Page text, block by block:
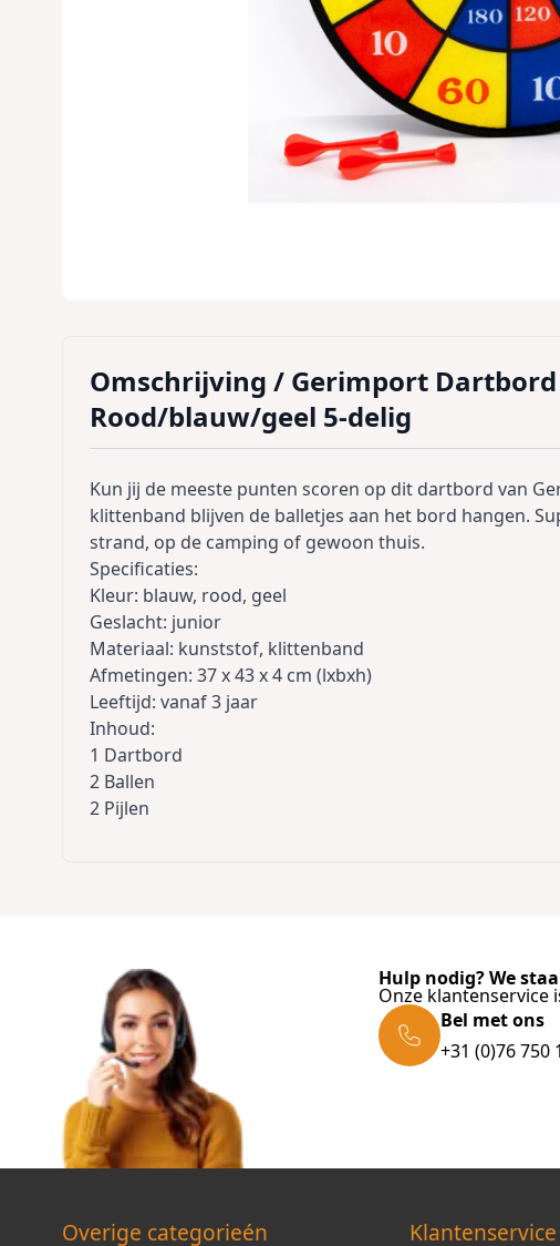
Omschrijving / Gerimport Dartbord
Rood/blauw/geel 5-delig
Kun jij de meeste punten scoren op dit dartbord van
klittenband blijven de balletjes aan het bord hangen.
strand, op de camping of gewoon thuis.
Specificaties:
Kleur: blauw, rood, geel
Geslacht: junior
Materiaal: kunststof, klittenband
Afmetingen: 37 x 43 x 4 cm (lxbxh)
Leeftijd: vanaf 3 jaar
Inhoud:
1 Dartbord
2 Ballen
2 Pijlen
Hulp nodig? We
Onze klantenservice
Bel met ons
+31 (0)76 750
Overige categorieén Klantenservice